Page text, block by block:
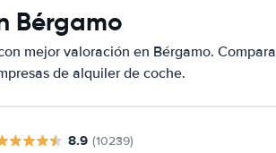
Bérgamo
mejor valoración en Bérgamo. Compara
de alquiler de coche.
8.9 (10239)